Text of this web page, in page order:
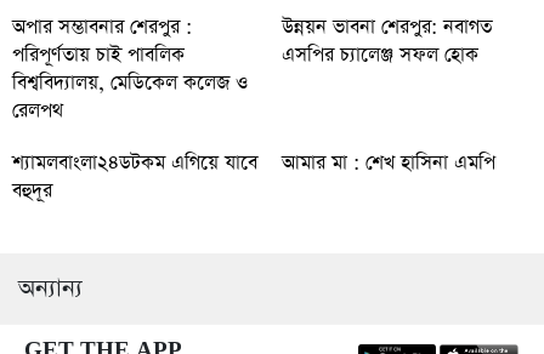
অপার সম্ভাবনার শেরপুর :
পরিপূর্ণতায় চাই পাবলিক
বিশ্ববিদ্যালয়, মেডিকেল কলেজ ও
রেলপথ
উন্নয়ন ভাবনা শেরপুর: নবাগত
এসপির চ্যালেঞ্জ সফল হোক
শ্যামলবাংলা২৪ডটকম এগিয়ে যাবে
বহুদূর
আমার মা : শেখ হাসিনা এমপি
অন্যান্য